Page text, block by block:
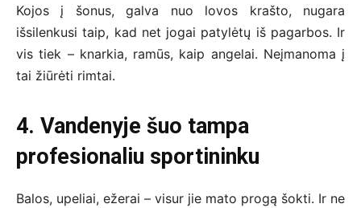
Kojos į šonus, galva nuo lovos krašto, nugara
išsilenkusi taip, kad net jogai patylėtų iš pagarbos. Ir
vis tiek – knarkia, ramūs, kaip angelai. Neįmanoma į
tai žiūrėti rimtai.
4. Vandenyje šuo tampa
profesionaliu sportininku
Balos, upeliai, ežerai – visur jie mato progą šokti. Ir ne